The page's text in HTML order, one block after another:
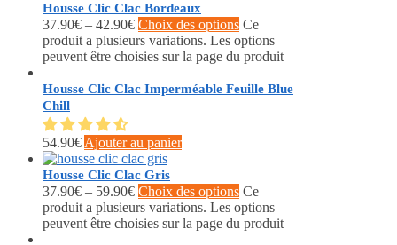
Housse Clic Clac Bordeaux
37.90€ – 42.90€ Choix des options Ce
produit a plusieurs variations. Les options
peuvent être choisies sur la page du produit
Housse Clic Clac Imperméable Feuille Blue
Chill
54.90€Ajouter au panier
Housse Clic Clac Gris
37.90€ – 59.90€ Choix des options Ce
produit a plusieurs variations. Les options
peuvent être choisies sur la page du produit